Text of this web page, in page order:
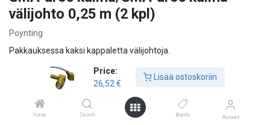
Price:
26,52 €
Lisää ostoskoriin
Home Search Brands Account
välijohto 0,25 m (2 kpl)
Poynting
Pakkauksessa kaksi kappaletta välijohtoja.
€
Lisää ostoskoriin